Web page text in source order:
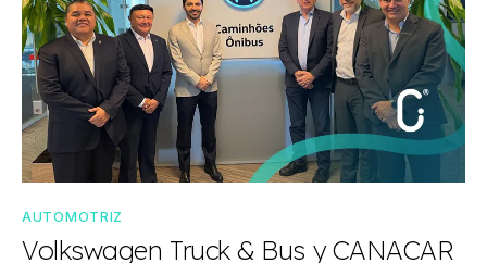
AUTOMOTRIZ
Volkswagen Truck & Bus y CANACAR